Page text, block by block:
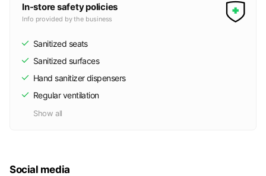
In-store safety policies
Info provided by the business
Sanitized seats
Sanitized surfaces
Hand sanitizer dispensers
Regular ventilation
Show all
Social media